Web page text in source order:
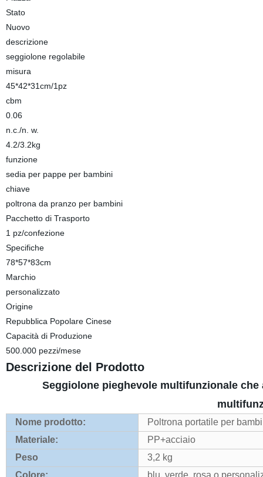
Stato
Nuovo
descrizione
seggiolone regolabile
misura
45*42*31cm/1pz
cbm
0.06
n.c./n. w.
4.2/3.2kg
funzione
sedia per pappe per bambini
chiave
poltrona da pranzo per bambini
Pacchetto di Trasporto
1 pz/confezione
Specifiche
78*57*83cm
Marchio
personalizzato
Origine
Repubblica Popolare Cinese
Capacità di Produzione
500.000 pezzi/mese
Descrizione del Prodotto
Seggiolone pieghevole multifunzionale
Nome prodotto:
Poltrona portatile per
Materiale:
PP+acciaio
Peso
3,2 kg
Colore:
blu, verde, rosa o